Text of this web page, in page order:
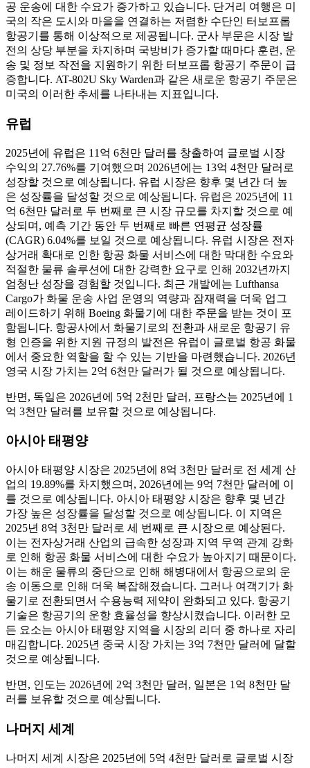
공 운송에 대한 수요가 증가하고 있습니다. 단거리 여행은 미
국의 작은 도시와 마을을 연결하는 저렴한 수단인 터보프롭
항공기를 통해 이상적으로 제공됩니다. 군사 부문은 시장 발
전의 상당 부분을 차지하며 국방비가 증가할 때마다 훈련, 운
송 및 정보 작전을 지원하기 위한 터보프롭 항공기 주문이 급
증합니다. AT-802U Sky Warden과 같은 새로운 항공기 주문은
미국의 이러한 추세를 나타내는 지표입니다.
유럽
2025년에 유럽은 11억 6천만 달러를 창출하여 글로벌 시장
수익의 27.76%를 기여했으며 2026년에는 13억 4천만 달러로
성장할 것으로 예상됩니다. 유럽 시장은 향후 몇 년간 더 높
은 성장률을 달성할 것으로 예상됩니다. 유럽은 2025년에 11
억 6천만 달러로 두 번째로 큰 시장 규모를 차지할 것으로 예
상되며, 예측 기간 동안 두 번째로 빠른 연평균 성장률
(CAGR) 6.04%를 보일 것으로 예상됩니다. 유럽 ​​시장은 전자
상거래 확대로 인한 항공 화물 서비스에 대한 막대한 수요와
적절한 물류 솔루션에 대한 강력한 요구로 인해 2032년까지
엄청난 성장을 경험할 것입니다. 최근 개발에는 Lufthansa
Cargo가 화물 운송 사업 운영의 역량과 잠재력을 더욱 업그
레이드하기 위해 Boeing 화물기에 대한 주문을 받는 것이 포
함됩니다. 항공사에서 화물기로의 전환과 새로운 항공기 유
형 인증을 위한 지원 규정의 발전은 유럽이 글로벌 항공 화물
에서 중요한 역할을 할 수 있는 기반을 마련했습니다. 2026년
영국 시장 가치는 2억 6천만 달러가 될 것으로 예상됩니다.
반면, 독일은 2026년에 5억 2천만 달러, 프랑스는 2025년에 1
억 3천만 달러를 보유할 것으로 예상됩니다.
아시아 태평양
아시아 태평양 시장은 2025년에 8억 3천만 달러로 전 세계 산
업의 19.89%를 차지했으며, 2026년에는 9억 7천만 달러에 이
를 것으로 예상됩니다. 아시아 태평양 시장은 향후 몇 년간
가장 높은 성장률을 달성할 것으로 예상됩니다. 이 지역은
2025년 8억 3천만 달러로 세 번째로 큰 시장으로 예상된다.
이는 전자상거래 산업의 급속한 성장과 지역 무역 관계 강화
로 인해 항공 화물 서비스에 대한 수요가 높아지기 때문이다.
이는 해운 물류의 중단으로 인해 해병대에서 항공으로의 운
송 이동으로 인해 더욱 복잡해졌습니다. 그러나 여객기가 화
물기로 전환되면서 수용능력 제약이 완화되고 있다. 항공기
기술은 항공기의 운항 효율성을 향상시켰습니다. 이러한 모
든 요소는 아시아 태평양 지역을 시장의 리더 중 하나로 자리
매김합니다. 2025년 중국 시장 가치는 3억 7천만 달러에 달할
것으로 예상됩니다.
반면, 인도는 2026년에 2억 3천만 달러, 일본은 1억 8천만 달
러를 보유할 것으로 예상됩니다.
나머지 세계
나머지 세계 시장은 2025년에 5억 4천만 달러로 글로벌 시장